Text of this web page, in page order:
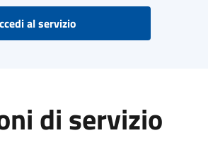
al servizio
di servizio